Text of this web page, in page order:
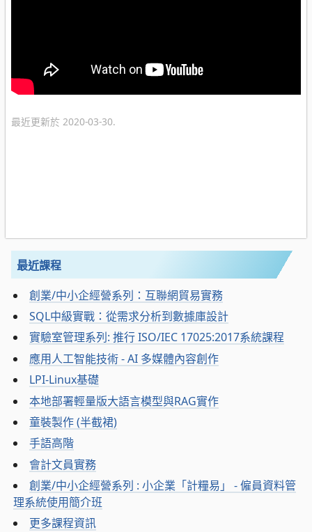
最近更新於 2020-03-30.
最近課程
創業/中小企經營系列：互聯網貿易實務
SQL中級實戰：從需求分析到數據庫設計
實驗室管理系列: 推行 ISO/IEC 17025:2017系統課程
應用人工智能技術 - AI 多媒體內容創作
LPI-Linux基礎
本地部署輕量版大語言模型與RAG實作
童裝製作 (半截裙)
手語高階
會計文員實務
創業/中小企經營系列 : 小企業「計糧易」 - 僱員資料管
理系統使用簡介班
更多課程資訊